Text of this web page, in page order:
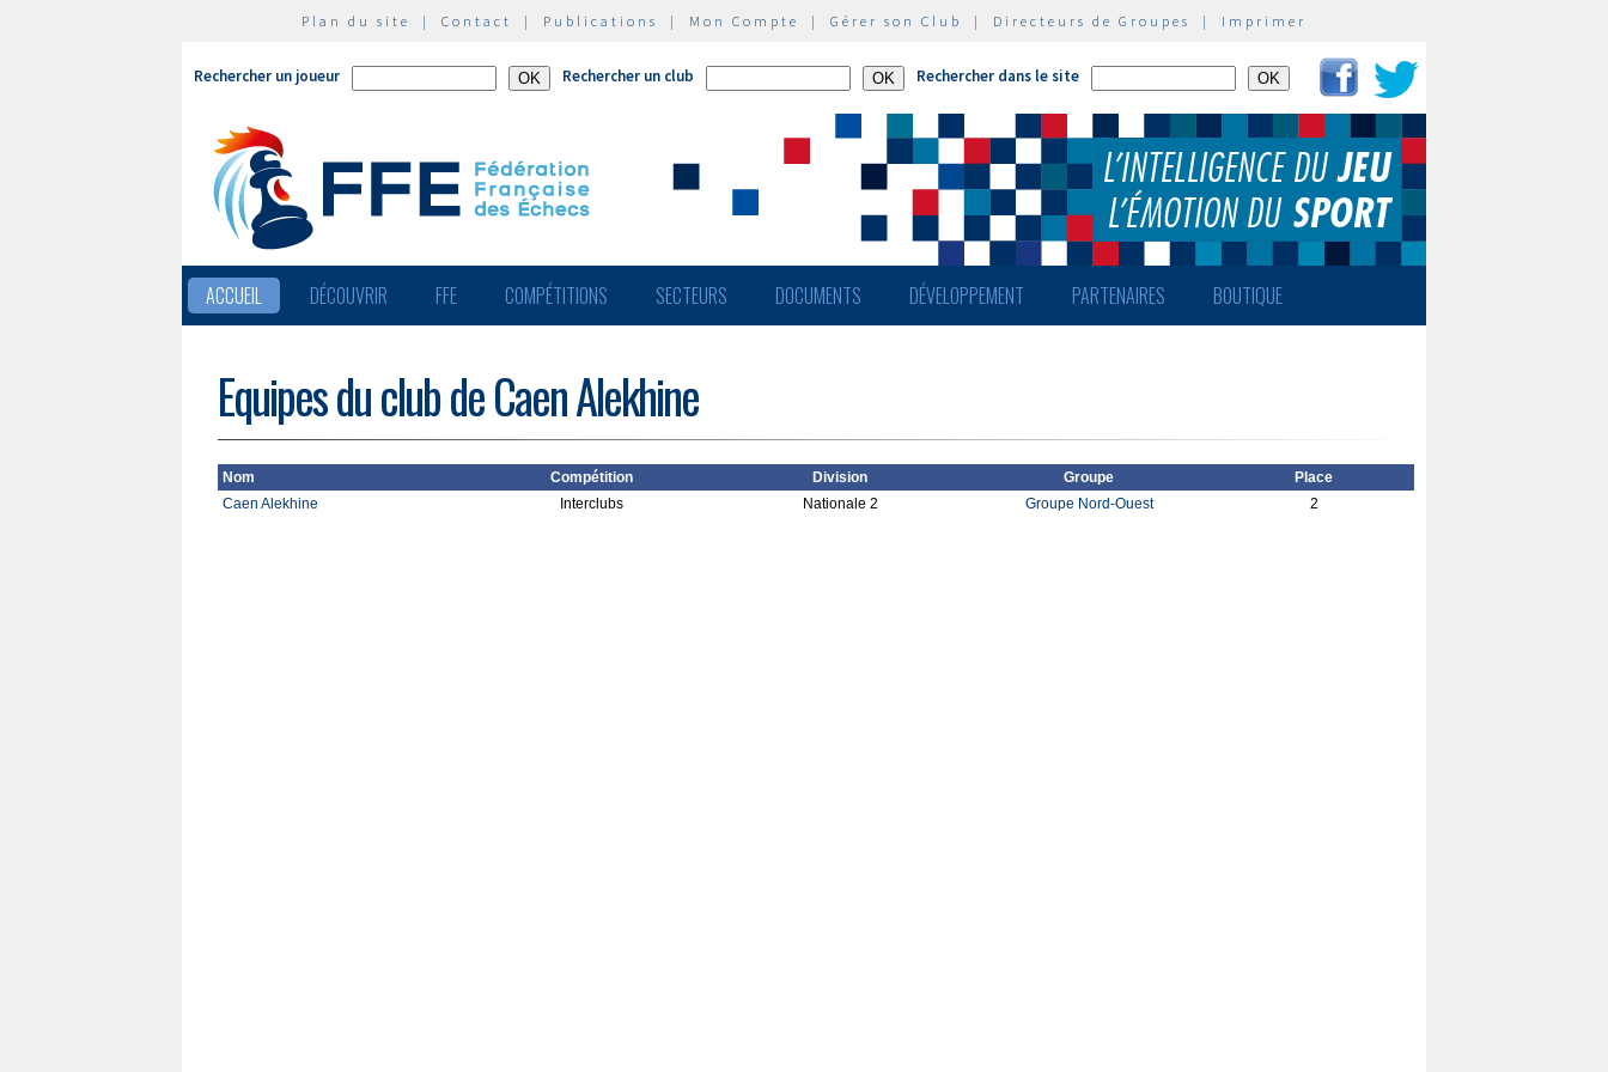
Plan du site | Contact | Publications | Mon Compte | Gérer son Club | Directeurs de Groupes | Imprimer
Rechercher un joueur Rechercher un club Rechercher dans le site
ACCUEIL DÉCOUVRIR FFE COMPÉTITIONS SECTEURS DOCUMENTS DÉVELOPPEMENT PARTENAIRES BOUTIQUE
Equipes du club de Caen Alekhine
Nom Compétition Division Groupe
Place
Caen Alekhine
Interclubs Nationale 2 Groupe Nord-Ouest 2